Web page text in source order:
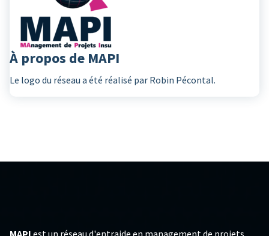
À propos de MAPI
Le logo du réseau a été réalisé par Robin Pécontal.
MAPI est un réseau d'entraide en management de projets